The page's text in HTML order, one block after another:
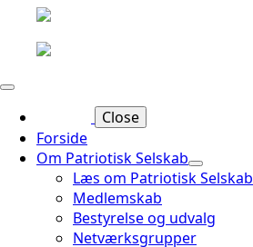
Close
Forside
Om Patriotisk Selskab
Læs om Patriotisk Selskab
Medlemskab
Bestyrelse og udvalg
Netværksgrupper